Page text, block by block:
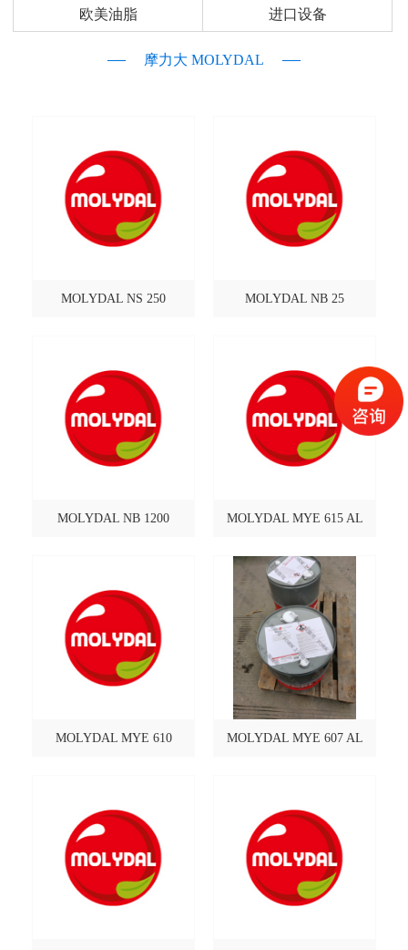
欧美油脂 进口设备
摩力大 MOLYDAL
MOLYDAL NS 250 MOLYDAL NB 25
MOLYDAL NB 1200 MOLYDAL MYE 615 AL
MOLYDAL MYE 610 MOLYDAL MYE 607 AL